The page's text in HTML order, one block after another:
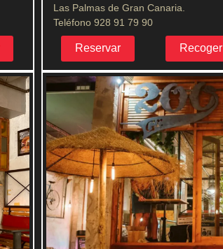
Las Palmas de Gran Canaria.
Teléfono 928 91 79 90
Reservar Recoger